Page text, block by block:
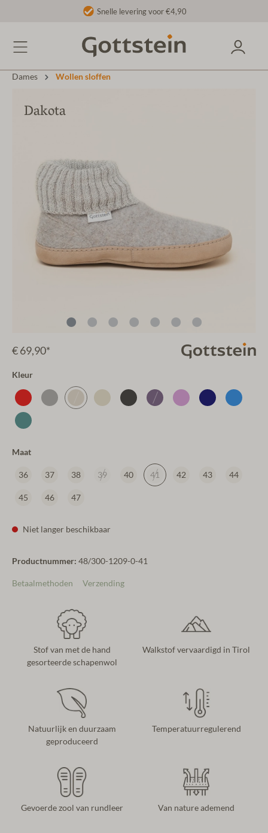
Snelle levering voor €4,90
Dames Wollen sloffen
Dakota
€ 69,90*
Kleur
Maat
36 37 38 39 40 41 42 43 44
45 46 47
Niet langer beschikbaar
Productnummer: 48/300-1209-0-41
Betaalmethoden Verzending
Stof van met de hand
gesorteerde schapenwol
Walkstof vervaardigd in Tirol
Natuurlijk en duurzaam
geproduceerd
Temperatuurregulerend
Gevoerde zool van rundleer Van nature ademend